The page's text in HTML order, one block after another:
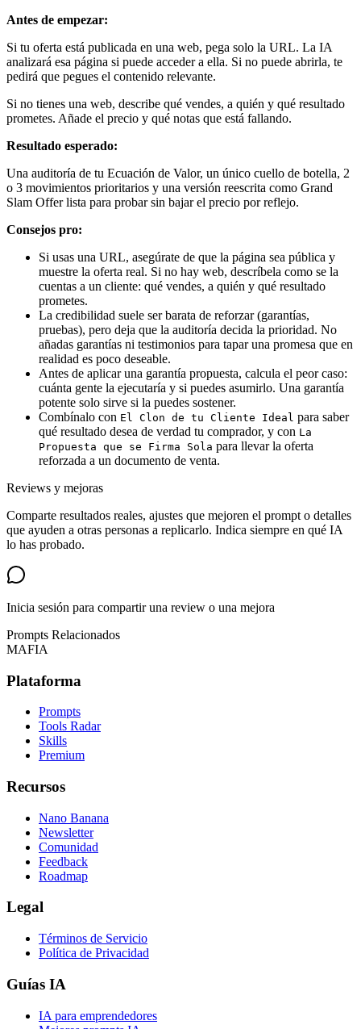
Antes de empezar:
Si tu oferta está publicada en una web, pega solo la URL. La IA
analizará esa página si puede acceder a ella. Si no puede abrirla, te
pedirá que pegues el contenido relevante.
Si no tienes una web, describe qué vendes, a quién y qué resultado
prometes. Añade el precio y qué notas que está fallando.
Resultado esperado:
Una auditoría de tu Ecuación de Valor, un único cuello de botella, 2
o 3 movimientos prioritarios y una versión reescrita como Grand
Slam Offer lista para probar sin bajar el precio por reflejo.
Consejos pro:
Si usas una URL, asegúrate de que la página sea pública y
muestre la oferta real. Si no hay web, descríbela como se la
cuentas a un cliente: qué vendes, a quién y qué resultado
prometes.
La credibilidad suele ser barata de reforzar (garantías,
pruebas), pero deja que la auditoría decida la prioridad. No
añadas garantías ni testimonios para tapar una promesa que en
realidad es poco deseable.
Antes de aplicar una garantía propuesta, calcula el peor caso:
cuánta gente la ejecutaría y si puedes asumirlo. Una garantía
potente solo sirve si la puedes sostener.
Combínalo con El Clon de tu Cliente Ideal para saber
qué resultado desea de verdad tu comprador, y con La
Propuesta que se Firma Sola para llevar la oferta
reforzada a un documento de venta.
Reviews y mejoras
Comparte resultados reales, ajustes que mejoren el prompt o detalles
que ayuden a otras personas a replicarlo. Indica siempre en qué IA
lo has probado.
Inicia sesión para compartir una review o una mejora
Prompts Relacionados
MAFIA
Plataforma
Prompts
Tools Radar
Skills
Premium
Recursos
Nano Banana
Newsletter
Comunidad
Feedback
Roadmap
Legal
Términos de Servicio
Política de Privacidad
Guías IA
IA para emprendedores